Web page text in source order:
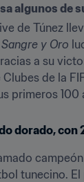
algunos de
de Túnez
Sangre y Oro
a su
de la
primeros 100
dorado,
tunecino.